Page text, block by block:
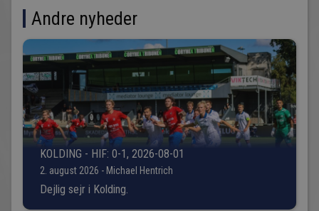
Andre nyheder
KOLDING - HIF: 0-1, 2026-08-01
2. august 2026 - Michael Hentrich
Dejlig sejr i Kolding.